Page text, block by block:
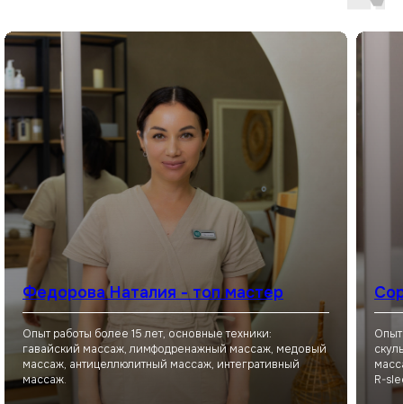
Федорова Наталия - топ мастер
Опыт работы более 15 лет, основные техники:
гавайский массаж, лимфодренажный массаж, медовый
массаж, антицеллюлитный массаж, интегративный
массаж.
R-
Не знаете, что выбрать?
Оставьте заявку, и мы подберём
для вас массаж или спа-программу!
Имя
Ваш номер
+7
Я даюсогласие на обработку
персональных данных
сПолитикой конфиденциальности